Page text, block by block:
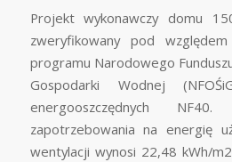
Projekt wykonawczy domu
zweryfikowany pod względem
programu Narodowego
Gospodarki Wodnej
energooszczędnych
zapotrzebowania na energię
wentylacji wynosi 22,48 kWh/